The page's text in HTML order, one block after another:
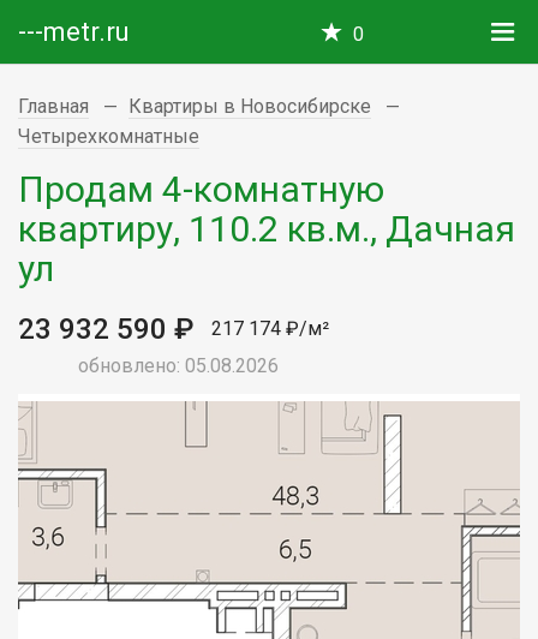
---metr.ru 0
Главная
Квартиры в Новосибирске
Четырехкомнатные
Продам 4-комнатную
квартиру, 110.2 кв.м., Дачная
ул
23 932 590 ₽
217 174 ₽/м²
обновлено: 05.08.2026